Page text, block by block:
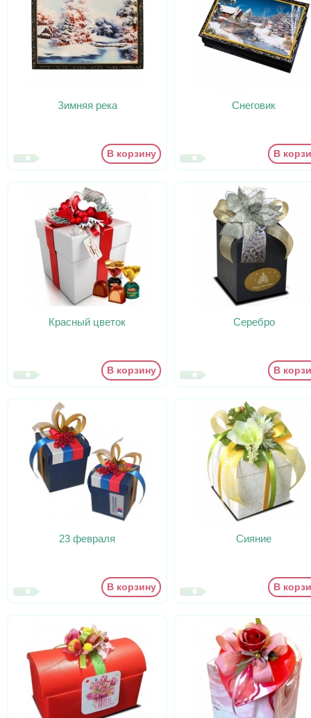
Зимняя река
В корзину
Снеговик
В
Красный цветок
В корзину
Серебро
В
23 февраля
В корзину
Сияние
В